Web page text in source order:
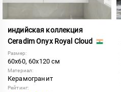
индийская коллекция
Ceradim Onyx Royal Cloud
Размер:
60x60, 60x120 см
Материал:
Керамогранит
Рейтинг: